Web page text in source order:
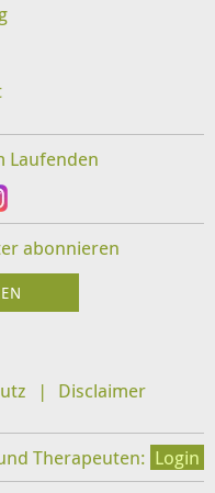
Laufenden
abonnieren
Disclaimer
Therapeuten: Login